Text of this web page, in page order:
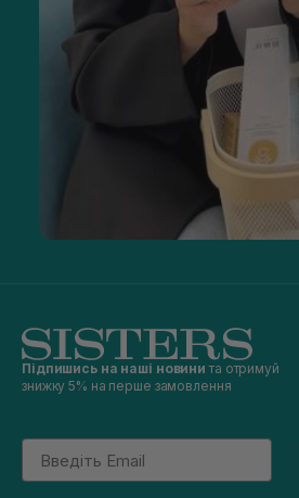
Підпишись на наші новини та отримуй
знижку 5% на перше замовлення
Email